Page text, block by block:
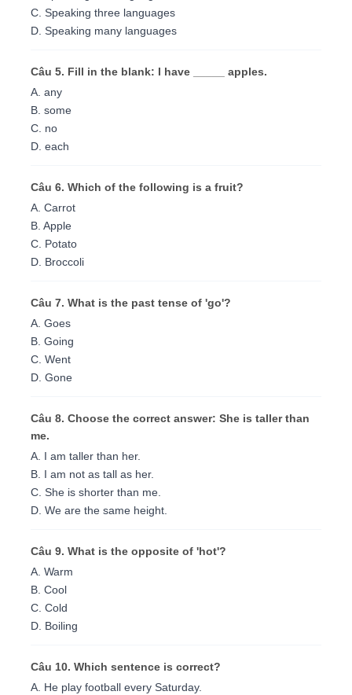
C. Speaking three languages
D. Speaking many languages
Câu 5. Fill in the blank: I have _____ apples.
A. any
B. some
C. no
D. each
Câu 6. Which of the following is a fruit?
A. Carrot
B. Apple
C. Potato
D. Broccoli
Câu 7. What is the past tense of 'go'?
A. Goes
B. Going
C. Went
D. Gone
Câu 8. Choose the correct answer: She is taller than
me.
A. I am taller than her.
B. I am not as tall as her.
C. She is shorter than me.
D. We are the same height.
Câu 9. What is the opposite of 'hot'?
A. Warm
B. Cool
C. Cold
D. Boiling
Câu 10. Which sentence is correct?
A. He play football every Saturday.